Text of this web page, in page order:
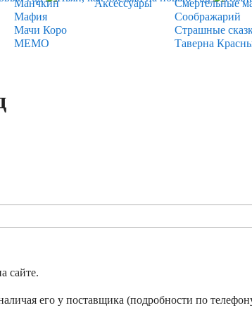
Аксессуары
Манчкин
Мафия
Мачи Коро
МЕМО
Смертельные
Соображарий
Страшные
Таверна
сайте.
его у поставщика (подробности по